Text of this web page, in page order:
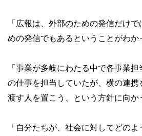
「広報は、外部のための発信だけ
めの発信でもあるということがわか
「事業が多岐にわたる中で各事業
の仕事を担当していたが、横の連携
渡す人を置こう、という方針に向か
「自分たちが、社会に対してどの